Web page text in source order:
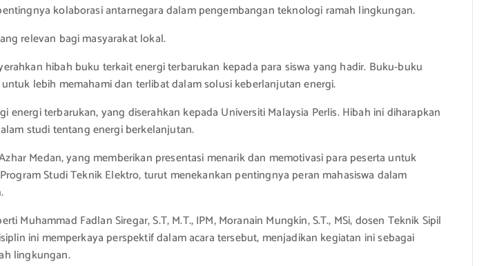
kolaborasi antarnegara dalam pengembangan teknologi ramah lingkungan.
relevan bagi masyarakat lokal.
hibah buku terkait energi terbarukan kepada para siswa yang hadir. Buku-buku
lebih memahami dan terlibat dalam solusi keberlanjutan energi.
terbarukan, yang diserahkan kepada Universiti Malaysia Perlis. Hibah ini diharapkan
studi tentang energi berkelanjutan.
Medan, yang memberikan presentasi menarik dan memotivasi para peserta untuk
Studi Teknik Elektro, turut menekankan pentingnya peran mahasiswa dalam
Fadlan Siregar, S.T, M.T., IPM, Moranain Mungkin, S.T., MSi, dosen Teknik Sipil
ini memperkaya perspektif dalam acara tersebut, menjadikan kegiatan ini sebagai
lingkungan.